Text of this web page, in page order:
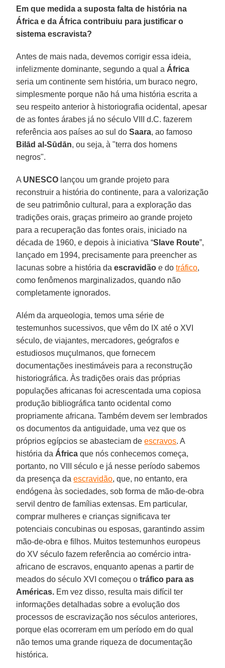
Em que medida a suposta falta de história na
África e da África contribuiu para justificar o
sistema escravista?
Antes de mais nada, devemos corrigir essa ideia,
infelizmente dominante, segundo a qual a África
seria um continente sem história, um buraco negro,
simplesmente porque não há uma história escrita a
seu respeito anterior à historiografia ocidental, apesar
de as fontes árabes já no século VIII d.C. fazerem
referência aos países ao sul doSaara, ao famoso
Bilād al-Sūdān, ou seja, à "terra dos homens
negros".
A UNESCO lançou um grande projeto para
reconstruir a história do continente, para a valorização
de seu patrimônio cultural, para a exploração das
tradições orais, graças primeiro ao grande projeto
para a recuperação das fontes orais, iniciado na
década de 1960, e depois à iniciativa “Slave Route”,
lançado em 1994, precisamente para preencher as
lacunas sobre a história daescravidão e dotráfico,
como fenômenos marginalizados, quando não
completamente ignorados.
Além da arqueologia, temos uma série de
testemunhos sucessivos, que vêm do IX até o XVI
século, de viajantes, mercadores, geógrafos e
estudiosos muçulmanos, que fornecem
documentações inestimáveis para a reconstrução
historiográfica. Às tradições orais das próprias
populações africanas foi acrescentada uma copiosa
produção bibliográfica tanto ocidental como
propriamente africana. Também devem ser lembrados
os documentos da antiguidade, uma vez que os
próprios egípcios se abasteciam deescravos. A
história da África que nós conhecemos começa,
portanto, no VIII século e já nesse período sabemos
da presença daescravidão, que, no entanto, era
endógena às sociedades, sob forma de mão-de-obra
servil dentro de famílias extensas. Em particular,
comprar mulheres e crianças significava ter
potenciais concubinas ou esposas, garantindo assim
mão-de-obra e filhos. Muitos testemunhos europeus
do XV século fazem referência ao comércio intra-
africano de escravos, enquanto apenas a partir de
meados do século XVI começou o tráfico para as
Américas. Em vez disso, resulta mais difícil ter
informações detalhadas sobre a evolução dos
processos de escravização nos séculos anteriores,
porque elas ocorreram em um período em do qual
não temos uma grande riqueza de documentação
histórica.